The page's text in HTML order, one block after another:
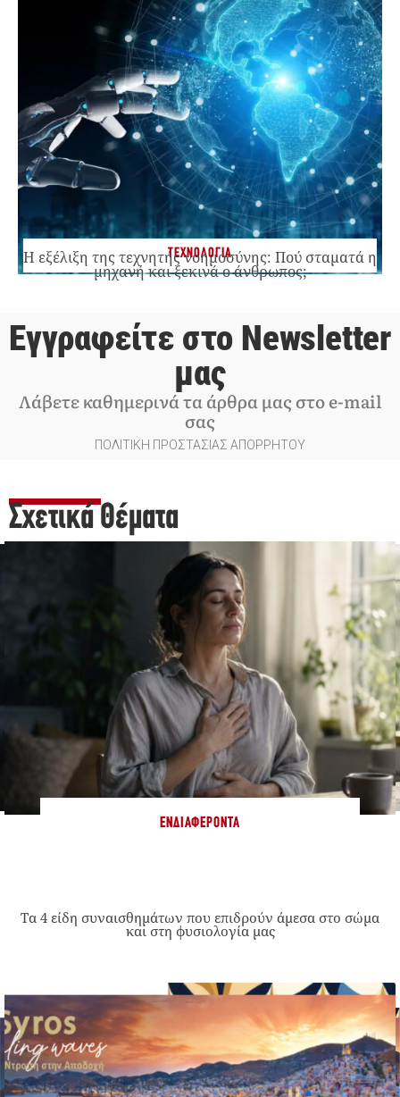
ΤΕΧΝΟΛΟΓΙΑ
Η εξέλιξη της τεχνητής νοημοσύνης: Πού σταματά η
μηχανή και ξεκινά ο άνθρωπος;
Εγγραφείτε στο Newsletter
μας
Λάβετε καθημερινά τα άρθρα μας στο e-mail
σας
ΠΟΛΙΤΙΚΗ ΠΡΟΣΤΑΣΙΑΣ ΑΠΟΡΡΗΤΟΥ
Σχετικά Θέματα
ΕΝΔΙΑΦΈΡΟΝΤΑ
Τα 4 είδη συναισθημάτων που επιδρούν άμεσα στο σώμα
και στη φυσιολογία μας